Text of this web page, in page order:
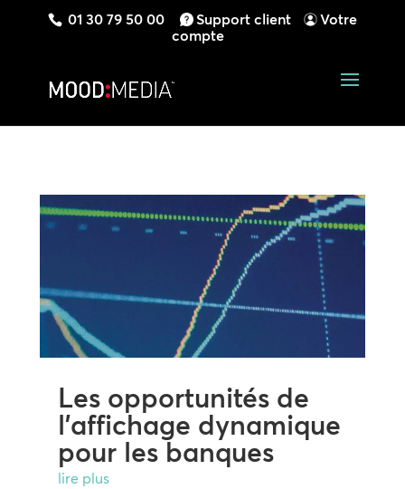
01 30 79 50 00 Support client
Votre
compte
Les opportunités de
l’affichage dynamique
pour les banques
lire plus